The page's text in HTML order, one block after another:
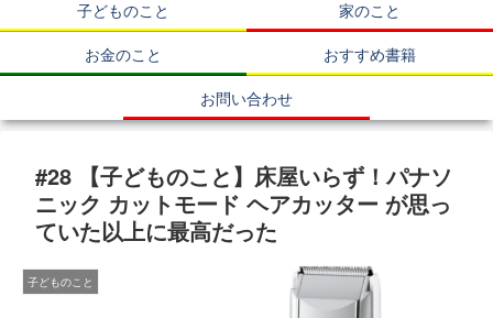
子どものこと
家のこと
お金のこと
おすすめ書籍
お問い合わせ
#28 【子どものこと】床屋いらず！パナソ
ニック カットモード ヘアカッター が思っ
ていた以上に最高だった
子どものこと